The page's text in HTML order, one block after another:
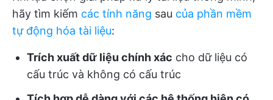
hãy tìm kiếm các tính năng sau của phần mềm
tự động hóa tài liệu:
Trích xuất dữ liệu chính xác cho dữ liệu có
cấu trúc và không có cấu trúc